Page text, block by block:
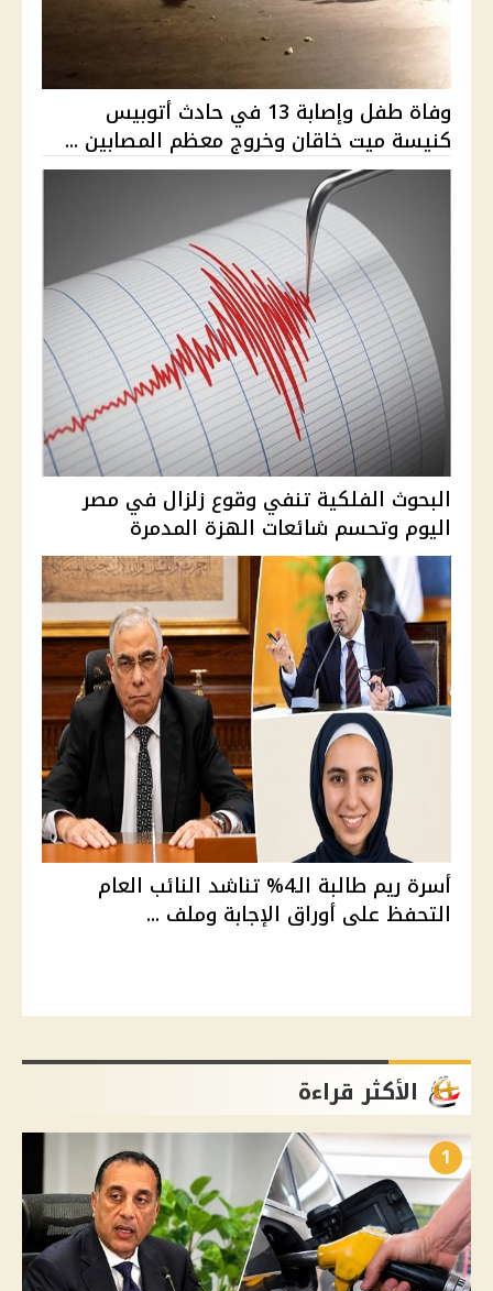
وفاة طفل وإصابة 13 في حادث أتوبيس
كنيسة ميت خاقان وخروج معظم المصابين ...
البحوث الفلكية تنفي وقوع زلزال في مصر
اليوم وتحسم شائعات الهزة المدمرة
أسرة ريم طالبة الـ4% تناشد النائب العام
التحفظ على أوراق الإجابة وملف ...
الأكثر قراءة
1